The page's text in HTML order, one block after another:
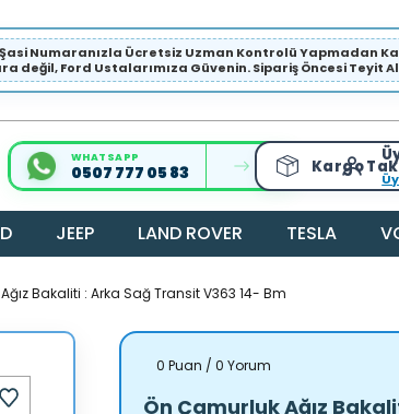
Şasi Numaranızla Ücretsiz Uzman Kontrolü Yapmadan
değil, Ford Ustalarımıza Güvenin. Sipariş Öncesi Teyit
WHATSAPP
0507 777 05 83 Kargo
JEEP LAND ROVER TESLA
Bakaliti : Arka Sağ Transit V363 14- Bm
0 Puan / 0 Yorum
Ön Çamurluk Ağız